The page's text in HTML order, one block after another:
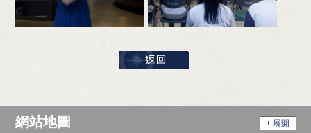
網站地圖 + 展開